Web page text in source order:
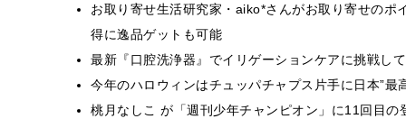
お取り寄せ生活研究家・aiko*さんがお取り寄せの
得に逸品ゲットも可能
最新『口腔洗浄器』でイリゲーションケアに挑戦し
今年のハロウィンはチュッパチャプス片手に日本”最
桃月なしこ が「週刊少年チャンピオン」に11回目の